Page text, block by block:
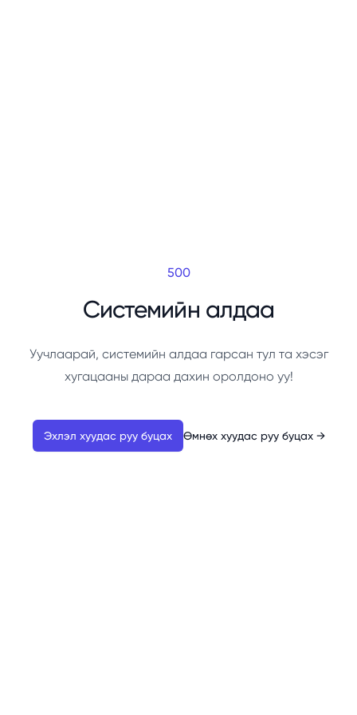
500
Системийн алдаа
Уучлаарай, системийн алдаа гарсан тул та хэсэг
хугацааны дараа дахин оролдоно уу!
Эхлэл хуудас руу буцах Өмнөх хуудас руу буцах →